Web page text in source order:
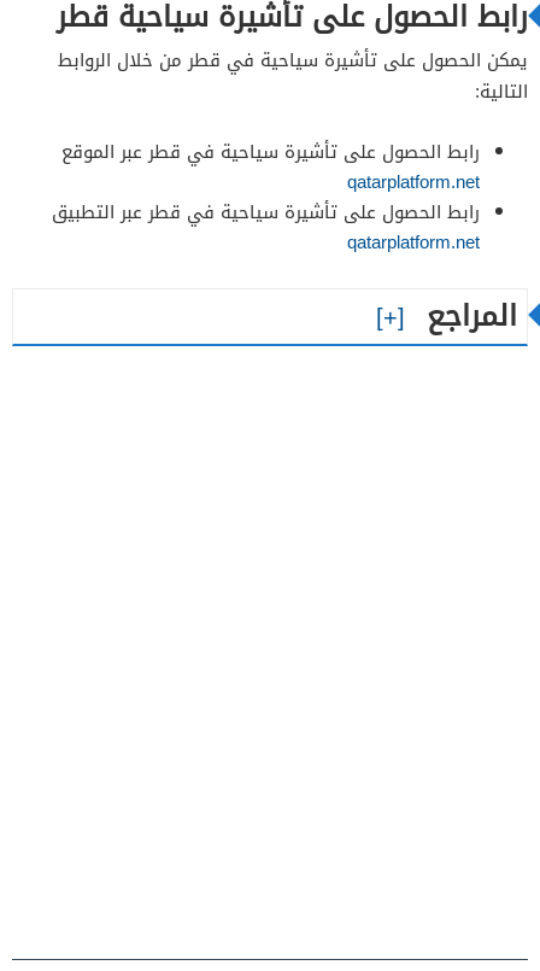
رابط الحصول على تأشيرة سياحية قطر
يمكن الحصول على تأشيرة سياحية في قطر من خلال الروابط
التالية:
رابط الحصول على تأشيرة سياحية في قطر عبر الموقع
qatarplatform.net
رابط الحصول على تأشيرة سياحية في قطر عبر التطبيق
qatarplatform.net
المراجع